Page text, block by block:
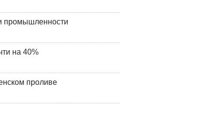
промышленности
на 40%
проливе